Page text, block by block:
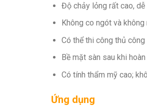
Độ chảy lỏng rất cao,
Không co ngót và
Có thể thi công thủ
Bề mặt sàn sau khi
Có tính thẩm mỹ cao;
Ứng dụng